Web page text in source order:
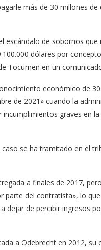
más de 30 millones
escándalo de sobornos
dólares por
Tocumen en un
económico de
de 2021» cuando la
graves en
se ha tramitado en el
a finales de 2017,
parte del contratista», lo
dejar de percibir ingresos
a Odebrecht en 2012,